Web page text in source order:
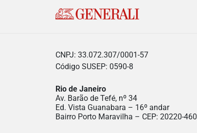
CNPJ: 33.072.307/0001-57
Código SUSEP: 0590-8
Rio de Janeiro
Av. Barão de Tefé, nº 34
Ed. Vista Guanabara – 16º andar
Bairro Porto Maravilha – CEP: 20220-460